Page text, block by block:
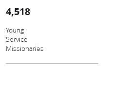
4,518
Young
Service
Missionaries